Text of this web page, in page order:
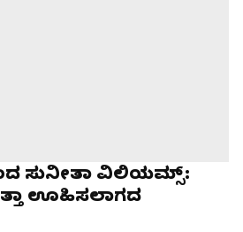
ಸುನೀತಾ ವಿಲಿಯಮ್ಸ್:
ಊಹಿಸಲಾಗದ